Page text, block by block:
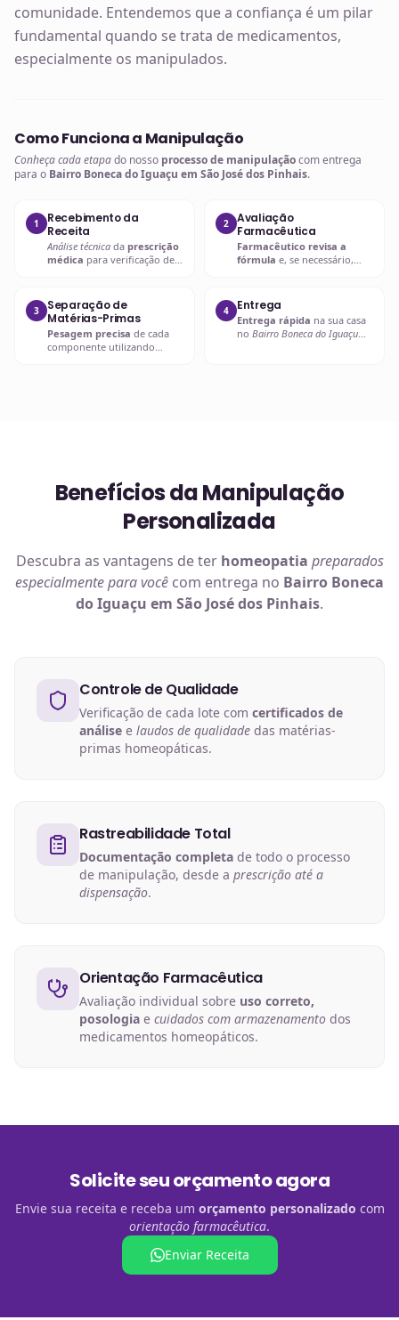
comunidade. Entendemos que a confiança é um pilar
fundamental quando se trata de medicamentos,
especialmente os manipulados.
Como Funciona a Manipulação
Conheça cada etapado nosso processo de manipulaçãocom entrega
para o Bairro Boneca do Iguaçu em São José dos Pinhais.
1
Recebimento da
Receita
Análise técnica da prescrição
médica para verificação de
2
Avaliação
Farmacêutica
Farmacêutico revisa a
fórmula e, se necessário,
esclarecimentos.
3
Separação de
Matérias-Primas
Pesagem precisa de cada
componente utilizando
4 Entrega
Entrega rápida na sua casa
no Bairro Boneca do Iguaçu
Benefícios da Manipulação
Personalizada
Descubra as vantagens de ter homeopatia preparados
especialmente para você com entrega no Bairro Boneca
do Iguaçu em São José dos Pinhais.
Controle de Qualidade
Verificação de cada lote com certificados de
análise e laudos de qualidade das matérias-
primas homeopáticas.
Rastreabilidade Total
Documentação completa de todo o processo
de manipulação, desde a prescrição até a
dispensação.
Orientação Farmacêutica
Avaliação individual sobre uso correto,
posologia e cuidados com armazenamento dos
medicamentos homeopáticos.
Solicite seu orçamento agora
Envie sua receita e receba um orçamento personalizado com
orientação farmacêutica.
Enviar Receita